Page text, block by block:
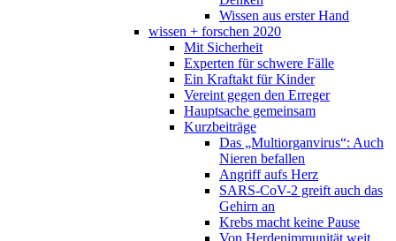
Wissen aus erster Hand
wissen + forschen 2020
Mit Sicherheit
Experten für schwere Fälle
Ein Kraftakt für Kinder
Vereint gegen den Erreger
Hauptsache gemeinsam
Kurzbeiträge
Das „Multiorganvirus“: Auch
Nieren befallen
Angriff aufs Herz
SARS-CoV-2 greift auch das
Gehirn an
Krebs macht keine Pause
Von Herdenimmunität weit